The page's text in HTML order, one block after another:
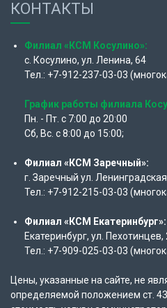
КОНТАКТЫ
Филиал «КСМ Косулино»:
с. Косулино, ул. Ленина, 64
Тел.: +7-912-237-03-03
График работы филиала
Пн. - Пт. с 7:00 до 20:00
Сб, Вс. с 8:00 до 15:00;
Филиал «КСМ Заречный»:
г. Заречный ул.
Тел.: +7-912-215-03-03
Филиал «КСМ Екатеринбург»:
Екатеринбург, ул. Пехотинцев,
Тел.: +7-909-025-03-03
Цены, указанные на сайте, не
определяемой положением ст.